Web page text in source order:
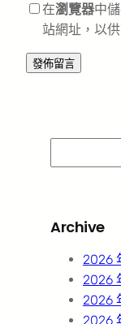
在瀏覽器中
站網址，以
e
c
Archive
2026
2026
2026
2026